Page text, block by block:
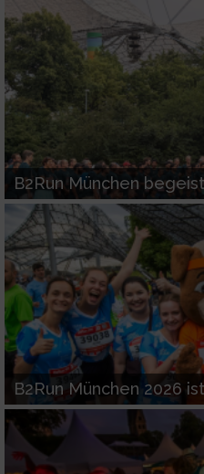
B2Run München
B2Run München 2026